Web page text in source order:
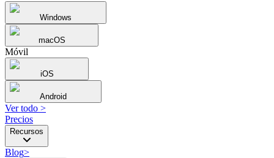
Windows
macOS
Móvil
iOS
Android
Ver todo >
Precios
Recursos
Blog>